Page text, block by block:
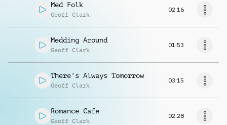
Med Folk
Geoff Clark
02:16
Medding Around
Geoff Clark
01:53
There's Always Tomorrow
Geoff Clark
03:15
Romance Cafe
Geoff Clark
02:28